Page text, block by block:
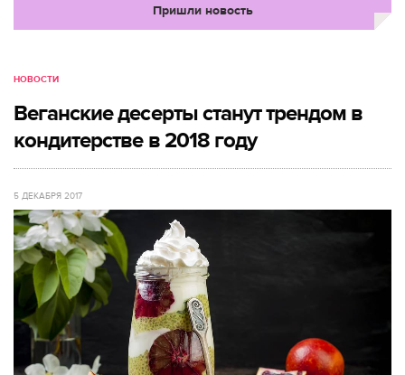
Пришли новость
НОВОСТИ
Веганские десерты станут трендом в
кондитерстве в 2018 году
5 ДЕКАБРЯ 2017